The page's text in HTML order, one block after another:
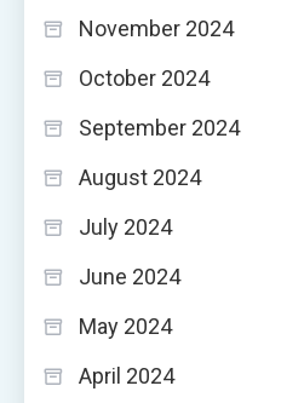
November 2024
October 2024
September 2024
August 2024
July 2024
June 2024
May 2024
April 2024